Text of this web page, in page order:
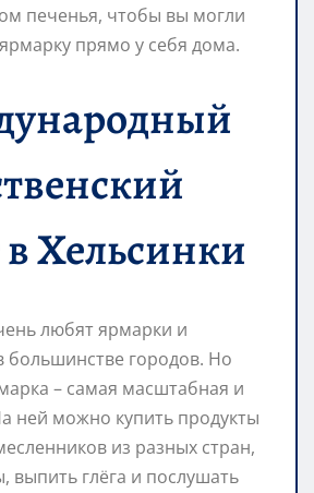
печенья, чтобы вы могли
прямо у себя дома.
Хельсинки
любят ярмарки и
большинстве городов. Но
– самая масштабная и
ней можно купить продукты
из разных стран,
выпить глёга и послушать